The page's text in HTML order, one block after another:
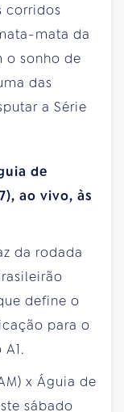
corridos
mata da
o sonho de
das
a Série
de
ao vivo, às
da rodada
define o
para o
x Águia de
sábado